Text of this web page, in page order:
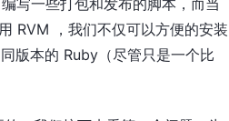
RVM ，我们不仅可以方便的安装
版本的 Ruby（尽管只是一个比